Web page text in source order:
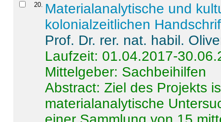
20
Materialanalytische und
kolonialzeitlichen
Prof. Dr. rer. nat. habil.
Laufzeit: 01.04.2017-
Mittelgeber: Sachbeihilfen
Abstract:Ziel des Projekts
materialanalytische